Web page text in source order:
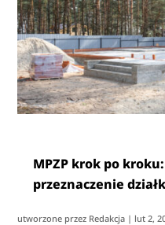
MPZP krok po
przeznaczenie
utworzone przez Redakcja | lut 2,